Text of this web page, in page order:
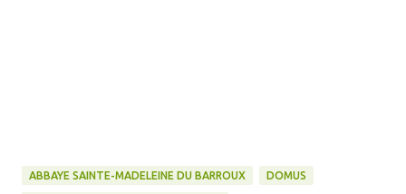
ABBAYE SAINTE-MADELEINE DU BARROUX DOMUS